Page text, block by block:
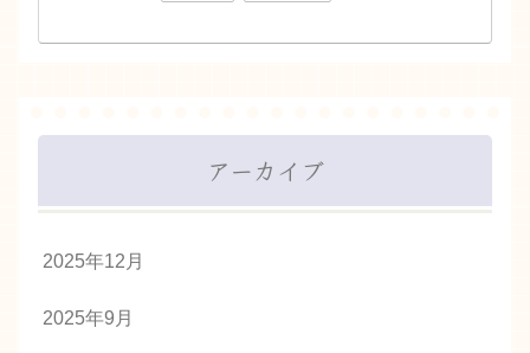
アーカイブ
2025年12月
2025年9月